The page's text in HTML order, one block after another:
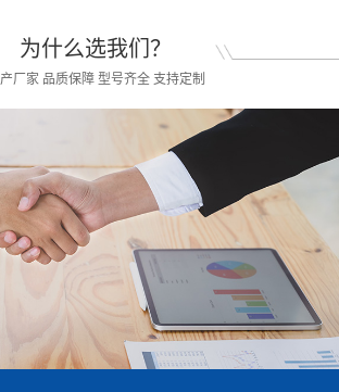
为什么选我们？
厂家 品质保障 型号齐全 支持定制